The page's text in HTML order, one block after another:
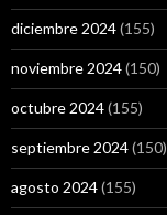
diciembre 2024(155)
noviembre 2024(150)
octubre 2024(155)
septiembre 2024(150)
agosto 2024(155)